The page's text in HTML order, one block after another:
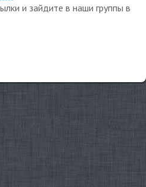
и зайдите в наши группы в